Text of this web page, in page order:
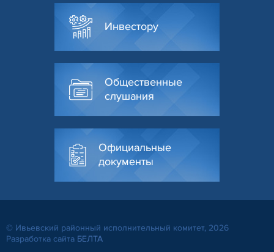
Инвестору
Общественные
слушания
Официальные
документы
© Ивьевский районный исполнительный комитет, 2026
Разработка сайта БЕЛТА